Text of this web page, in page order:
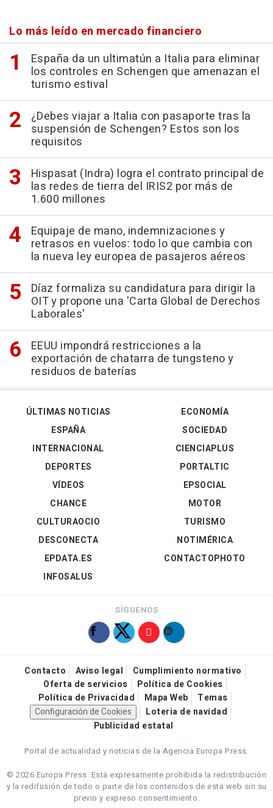
Lo más leído en mercado financiero
España da un ultimatún a Italia para eliminar
los controles en Schengen que amenazan el
turismo estival
¿Debes viajar a Italia con pasaporte tras la
suspensión de Schengen? Estos son los
requisitos
Hispasat (Indra) logra el contrato principal de
las redes de tierra del IRIS2 por más de
1.600 millones
Equipaje de mano, indemnizaciones y
retrasos en vuelos: todo lo que cambia con
la nueva ley europea de pasajeros aéreos
Díaz formaliza su candidatura para dirigir la
OIT y propone una 'Carta Global de Derechos
Laborales'
EEUU impondrá restricciones a la
exportación de chatarra de tungsteno y
residuos de baterías
ÚLTIMAS NOTICIAS
ESPAÑA
INTERNACIONAL
DEPORTES
VÍDEOS
ECONOMÍA
SOCIEDAD
CIENCIAPLUS
PORTALTIC
EPSOCIAL
CHANCE
CULTURAOCIO
DESCONECTA
EPDATA.ES
INFOSALUS
MOTOR
TURISMO
NOTIMÉRICA
CONTACTOPHOTO
SÍGUENOS
Contacto Aviso legal
Cumplimiento normativo
Oferta de servicios
Política de Cookies
Política de Privacidad
Mapa Web
Temas
Configuración de Cookies
Loteria de navidad
Publicidad estatal
Portal de actualidad y noticias de la Agencia Europa Press.
© 2026 Europa Press. Está expresamente prohibida la redistribución
y la redifusión de todo o parte de los contenidos de esta web sin su
previo y expreso consentimiento.